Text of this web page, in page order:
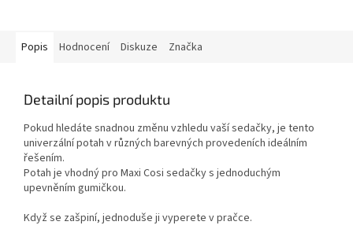
Popis Hodnocení Diskuze Značka
Detailní popis produktu
Pokud hledáte snadnou změnu vzhledu vaší sedačky, je tento
univerzální potah v různých barevných provedeních ideálním
řešením.
Potah je vhodný pro Maxi Cosi sedačky s jednoduchým
upevněním gumičkou.
Když se zašpiní, jednoduše ji vyperete v pračce.